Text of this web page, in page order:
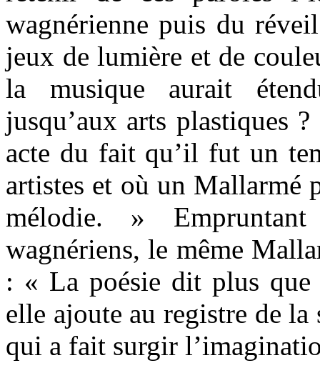
wagnérienne puis du
jeux de lumière et de
la musique aurait
jusqu’aux arts plastiques
acte du fait qu’il fut un
artistes et où un Mallarmé
mélodie. » Empruntant
wagnériens, le même
: « La poésie dit plus que
elle ajoute au registre de
qui a fait surgir